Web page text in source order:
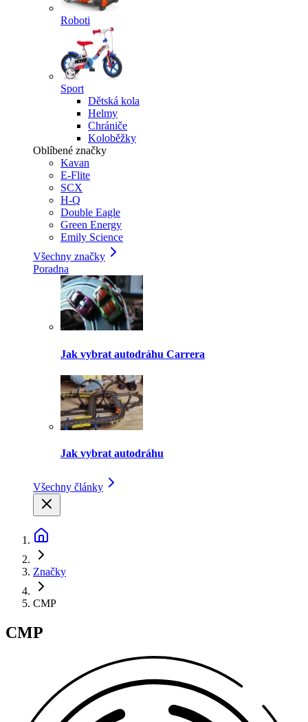
Roboti
Sport
Dětská kola
Helmy
Chrániče
Koloběžky
Oblíbené značky
Kavan
E-Flite
SCX
H-Q
Double Eagle
Green Energy
Emily Science
Všechny značky
Poradna
Jak vybrat autodráhu Carrera
Jak vybrat autodráhu
Všechny články
Značky
CMP
CMP